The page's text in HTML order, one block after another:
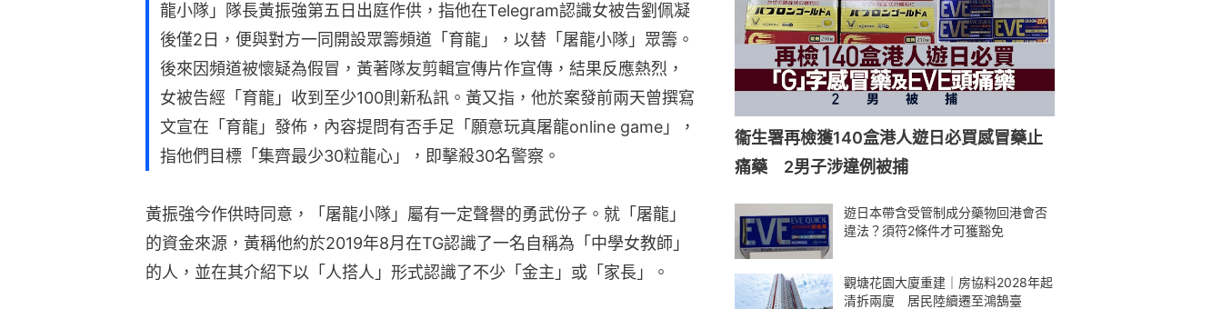
龍小隊」隊長黃振強第五日出庭作供，指他在Telegram認識女被告劉佩凝
後僅2日，便與對方一同開設眾籌頻道「育龍」，以替「屠龍小隊」眾籌。
後來因頻道被懷疑為假冒，黃著隊友剪輯宣傳片作宣傳，結果反應熱烈，
女被告經「育龍」收到至少100則新私訊。黃又指，他於案發前兩天曾撰寫
文宣在「育龍」發佈，內容提問有否手足「願意玩真屠龍online game」，
指他們目標「集齊最少30粒龍心」，即擊殺30名警察。
黃振強今作供時同意，「屠龍小隊」屬有一定聲譽的勇武份子。就「屠龍」
的資金來源，黃稱他約於2019年8月在TG認識了一名自稱為「中學女教師」
的人，並在其介紹下以「人搭人」形式認識了不少「金主」或「家長」。
衞生署再檢獲140盒港人遊日必買感冒藥止
痛藥 2男子涉違例被捕
遊日本帶含受管制成分藥物回港會否
違法？須符2條件才可獲豁免
觀塘花園大廈重建｜房協料2028年起
清拆兩廈 居民陸續遷至鴻鵠臺